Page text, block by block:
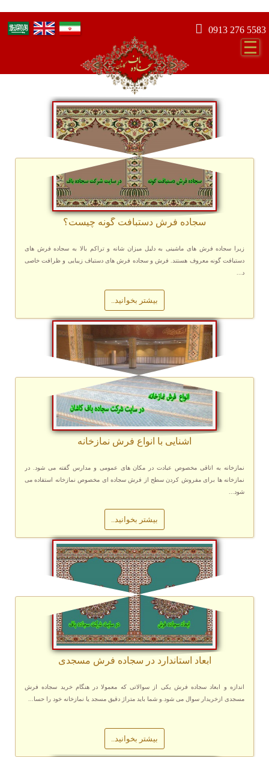
0913 276 5583
سجاده فرش دستبافت گونه چیست؟
زیرا سجاده فرش های ماشینی به دلیل میزان شانه و تراکم بالا به سجاده فرش های
دستبافت گونه معروف هستند. فرش و سجاده فرش های دستباف زیبایی و ظرافت خاصی
د...
بیشتر بخوانید..
آشنایی با انواع فرش نمازخانه
نمازخانه به اتاقی مخصوص عبادت در مکان های عمومی و مدارس گفته می شود. در
نمازخانه ها برای مفروش کردن سطح از فرش سجاده ای مخصوص نمازخانه استفاده می
شود...
بیشتر بخوانید..
ابعاد استاندارد در سجاده فرش مسجدی
اندازه و ابعاد سجاده فرش یکی از سوالاتی که معمولا در هنگام خرید سجاده فرش
مسجدی ازخریدار سوال می شود.و شما باید متراژ دقیق مسجد یا نمازخانه خود را حسا...
بیشتر بخوانید..